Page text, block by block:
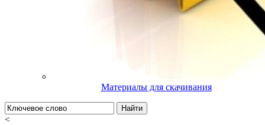
Материалы для скачивания
Найти
<